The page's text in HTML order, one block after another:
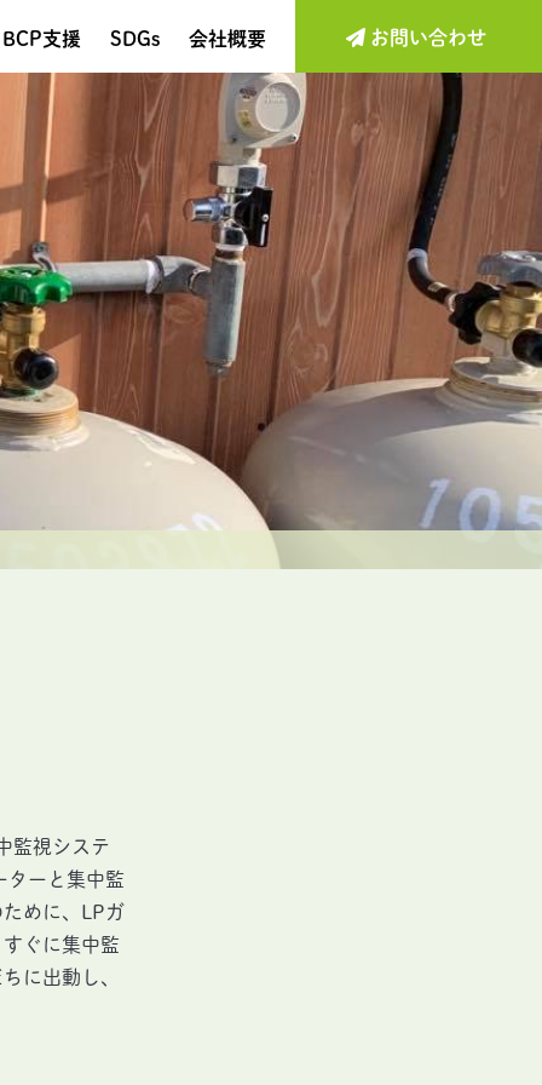
BCP支援 SDGs 会社概要 お問い合わせ
監視システ
ターと集中監
めに、LPガ
ぐに集中監
に出動し、